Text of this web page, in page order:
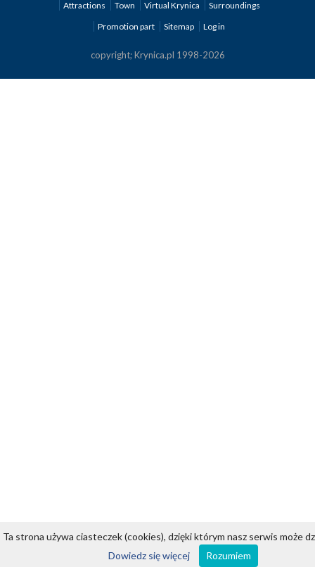
Attractions
Town Virtual Krynica
Surroundings
Promotion part
Sitemap Log in
copyright; Krynica.pl 1998-2026
Ta strona używa ciasteczek (cookies), dzięki którym nasz serwis może
Dowiedz się więcej
Rozumiem